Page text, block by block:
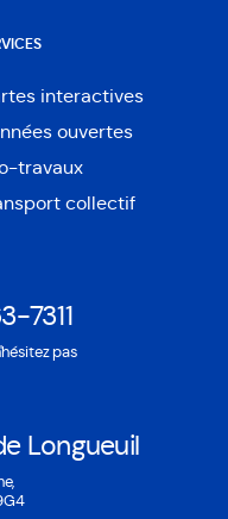
interactives
Ouvre
dans
une
nouvelle
ouvertes
Ouvre
dans
une
travaux
collectif
7311
pas
Longueuil